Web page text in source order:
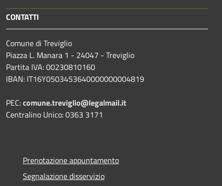
CONTATTI
Comune di Treviglio
Piazza L. Manara 1 - 24047 - Treviglio
Partita IVA: 00230810160
IBAN: IT16Y0503453640000000004819
PEC:comune.treviglio@legalmail.it
Centralino Unico: 0363 3171
Prenotazione appuntamento
Segnalazione disservizio